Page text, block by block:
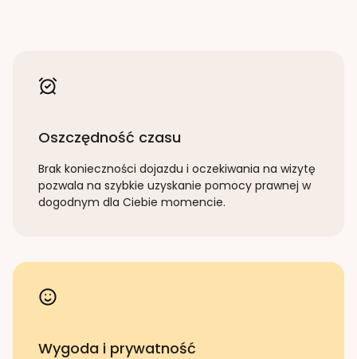
Oszczędność czasu
Brak konieczności dojazdu i oczekiwania na wizytę
pozwala na szybkie uzyskanie pomocy prawnej w
dogodnym dla Ciebie momencie.
Wygoda i prywatność